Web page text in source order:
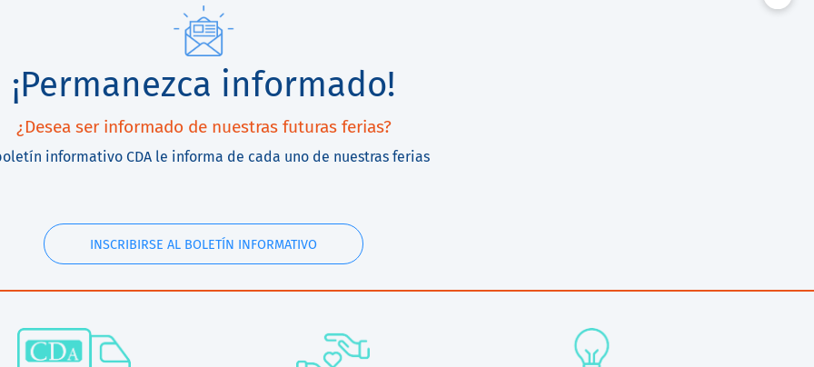
¡Permanezca informado!
¿Desea ser informado de nuestras futuras ferias?
informativo CDA le informa de cada uno de nuestras ferias
INSCRIBIRSE AL BOLETÍN INFORMATIVO